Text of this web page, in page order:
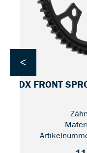
CDX FRONT
<